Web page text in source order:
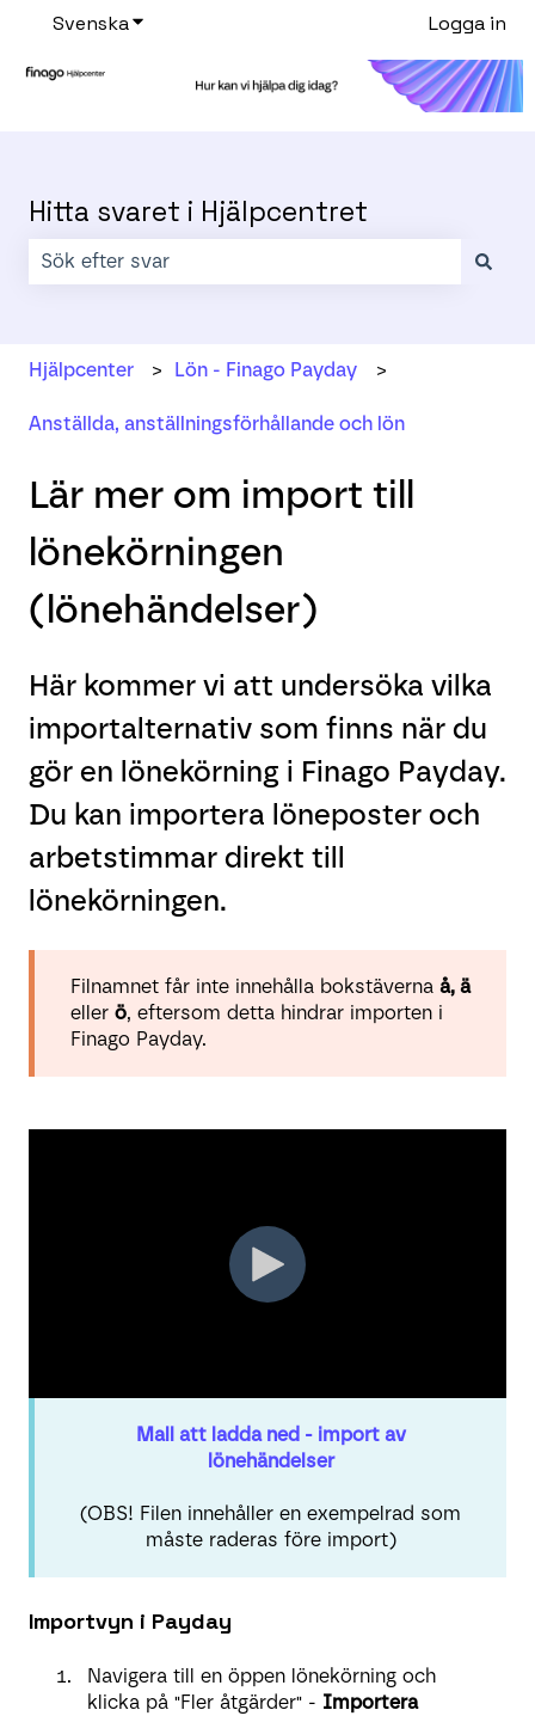
SvenskaVisa undermenyer för översättningarLogga in
Hitta svaret i Hjälpcentret
Hjälpcenter Lön - Finago Payday
Anställda, anställningsförhållande och lön
Lär mer om import till
lönekörningen
(lönehändelser)
Här kommer vi att undersöka vilka
importalternativ som finns när du
gör en lönekörning i Finago Payday.
Du kan importera löneposter och
arbetstimmar direkt till
lönekörningen.
Filnamnet får inte innehålla bokstäverna å, ä
eller ö, eftersom detta hindrar importen i
Finago Payday.
Mall att ladda ned - import av
lönehändelser
(OBS! Filen innehåller en exempelrad som
måste raderas före import)
Importvyn i Payday
Navigera till en öppen lönekörning och
klicka på "Fler åtgärder" - Importera